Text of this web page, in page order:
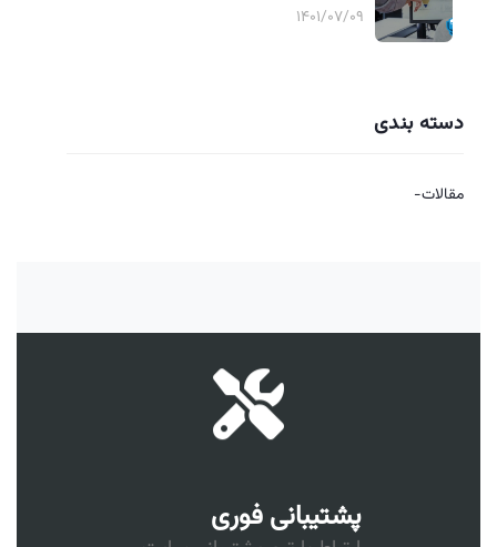
1401/07/09
دسته بندی
مقالات-
پشتیبانی فوری